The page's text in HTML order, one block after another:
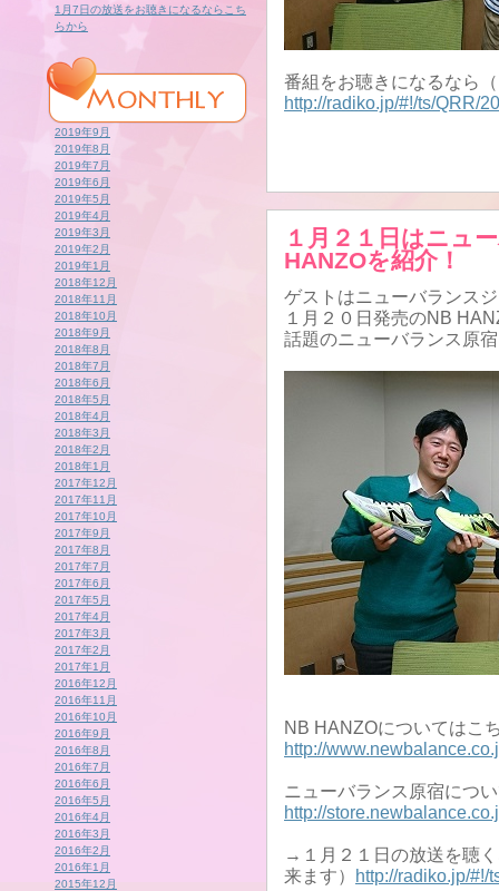
1月7日の放送をお聴きになるならこち
らから
2019年9月
2019年8月
2019年7月
2019年6月
2019年5月
2019年4月
2019年3月
2019年2月
2019年1月
2018年12月
2018年11月
2018年10月
2018年9月
2018年8月
2018年7月
2018年6月
2018年5月
2018年4月
2018年3月
2018年2月
2018年1月
2017年12月
2017年11月
2017年10月
2017年9月
2017年8月
2017年7月
2017年6月
2017年5月
2017年4月
2017年3月
2017年2月
2017年1月
2016年12月
2016年11月
2016年10月
2016年9月
2016年8月
2016年7月
2016年6月
2016年5月
2016年4月
2016年3月
2016年2月
2016年1月
2015年12月
番組をお聴きになるなら
http://radiko.jp/#!/ts/QRR/
１月２１日はニュ
HANZOを紹介！
ゲストはニューバランス
１月２０日発売のNB
話題のニューバランス原
NB HANZOについてはこ
http://
ニューバランス原宿につ
http://
→１月２１日の放送を聴
来ます）
http://radiko.jp/#!/